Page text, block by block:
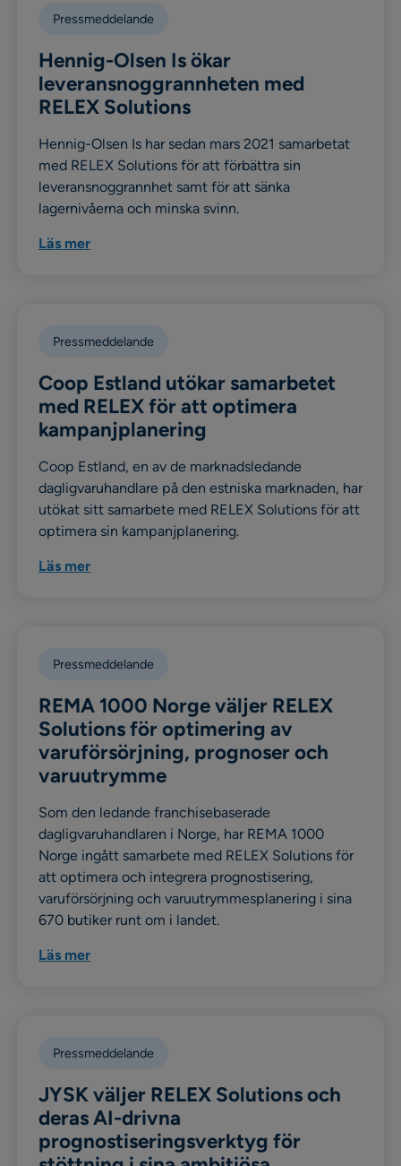
Pressmeddelande
Hennig-Olsen Is ökar
leveransnoggrannheten med
RELEX Solutions
Hennig-Olsen Is har sedan mars 2021 samarbetat
med RELEX Solutions för att förbättra sin
leveransnoggrannhet samt för att sänka
lagernivåerna och minska svinn.
Läs mer
Pressmeddelande
Coop Estland utökar samarbetet
med RELEX för att optimera
kampanjplanering
Coop Estland, en av de marknadsledande
dagligvaruhandlare på den estniska marknaden, har
utökat sitt samarbete med RELEX Solutions för att
optimera sin kampanjplanering.
Läs mer
Pressmeddelande
REMA 1000 Norge väljer RELEX
Solutions för optimering av
varuförsörjning, prognoser och
varuutrymme
Som den ledande franchisebaserade
dagligvaruhandlaren i Norge, har REMA 1000
Norge ingått samarbete med RELEX Solutions för
att optimera och integrera prognostisering,
varuförsörjning och varuutrymmesplanering i sina
670 butiker runt om i landet.
Läs mer
Pressmeddelande
JYSK väljer RELEX Solutions och
deras AI-drivna
prognostiseringsverktyg för